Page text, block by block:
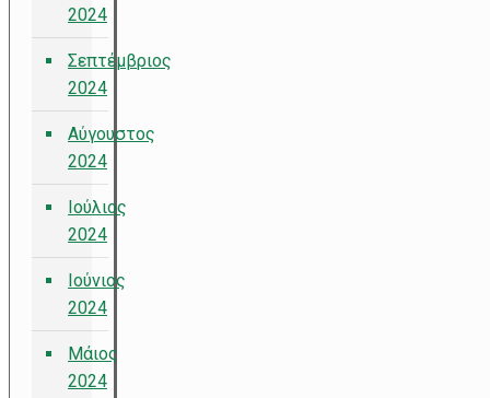
2024
Σεπτέμβριος
2024
Αύγουστος
2024
Ιούλιος
2024
Ιούνιος
2024
Μάιος
2024